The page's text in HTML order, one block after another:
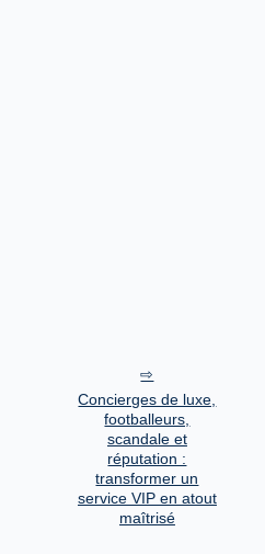
Concierges de luxe,
footballeurs,
scandale et
réputation :
transformer un
service VIP en atout
maîtrisé